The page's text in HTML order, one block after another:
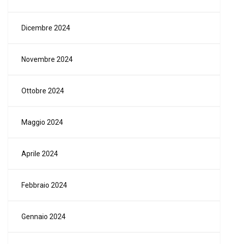
Dicembre 2024
Novembre 2024
Ottobre 2024
Maggio 2024
Aprile 2024
Febbraio 2024
Gennaio 2024